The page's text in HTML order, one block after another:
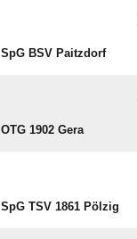
SpG BSV Paitzdorf
OTG 1902 Gera
SpG TSV 1861 Pölzig